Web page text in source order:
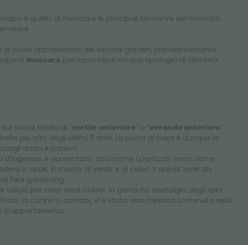
è quello di mostrare le principali tendenze del mercato,
di nuovi appassionati del settore garden, prevalentemente
innovare per rispondere ad una tipologia di clientela
Social Media di “cortile anteriore” o “veranda anteriore”
più alto degli ultimi 5 anni. La porta di casa è dunque la
amici e parenti.
d’ingresso è aumentato, così come i porticati: sono come
in relax, in mezzo al verde e ai colori. E quindi zone da
fare gardening.
valido per zone verdi indoor: la gente ha nostalgia degli anni
la cucina o corridoi, vi è stata una crescita sostenuta nella
d'appartamento.